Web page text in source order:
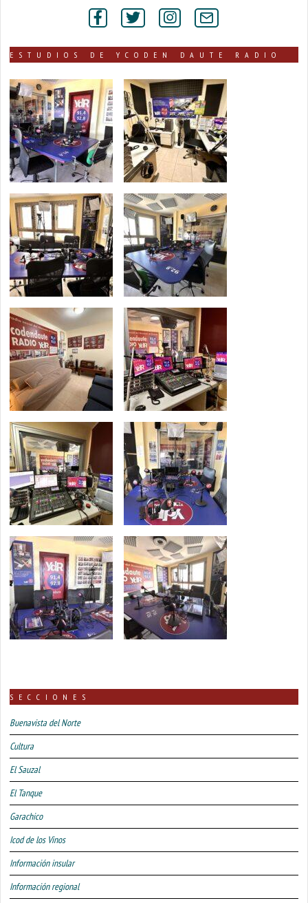
ESTUDIOS DE YCODEN DAUTE RADIO
SECCIONES
Buenavista del Norte
Cultura
El Sauzal
El Tanque
Garachico
Icod de los Vinos
Información insular
Información regional